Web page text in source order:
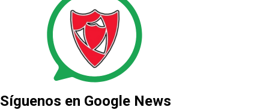
Síguenos en Google News